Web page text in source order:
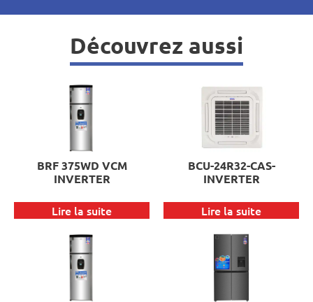
Découvrez aussi
BRF 375WD VCM
INVERTER
Lire la suite
BCU-24R32-CAS-
INVERTER
Lire la suite